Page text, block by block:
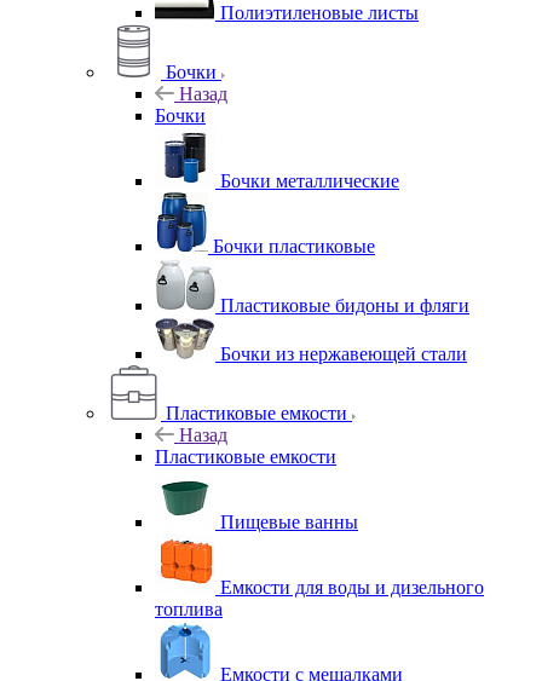
Полиэтиленовые листы
Бочки
Назад
Бочки
Бочки металлические
Бочки пластиковые
Пластиковые бидоны и фляги
Бочки из нержавеющей стали
Пластиковые емкости
Назад
Пластиковые емкости
Пищевые ванны
Емкости для воды и дизельного
топлива
Емкости с мешалками